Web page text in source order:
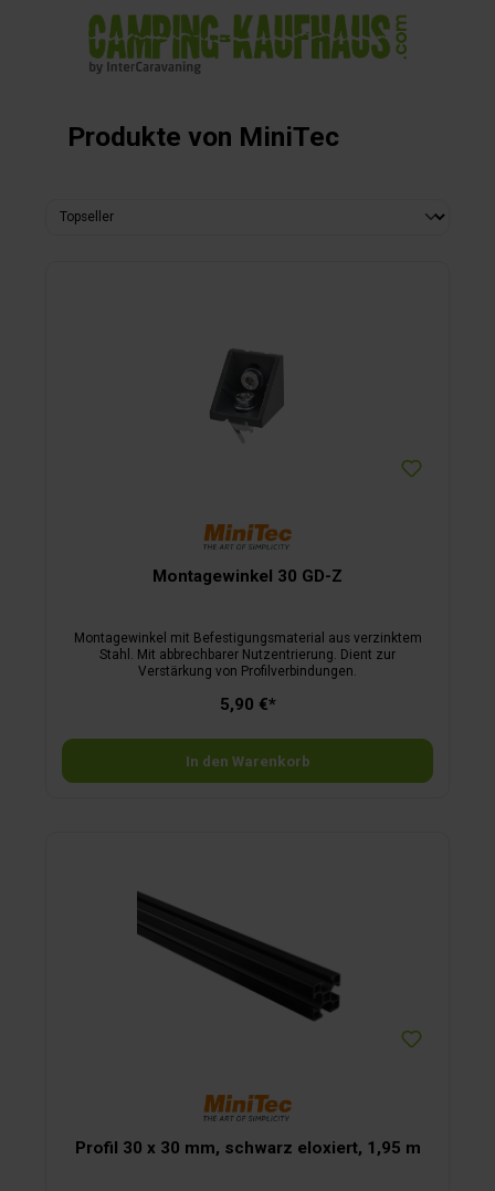
springen
Produkte von MiniTec
Montagewinkel 30 GD-Z
Montagewinkel mit Befestigungsmaterial aus verzinktem
Stahl. Mit abbrechbarer Nutzentrierung. Dient zur
Verstärkung von Profilverbindungen.
5,90 €*
In den Warenkorb
Profil 30 x 30 mm, schwarz eloxiert, 1,95 m